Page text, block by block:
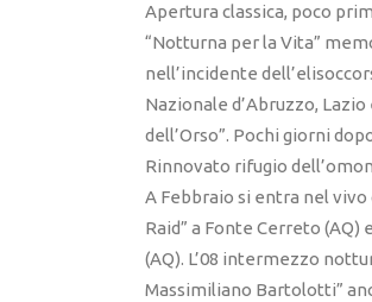
Apertura classica, poco
“Notturna per la Vita”
nell’incidente
Nazionale d’Abruzzo,
dell’Orso”. Pochi giorni
Rinnovato rifugio
A Febbraio si entra nel vivo
Raid” a Fonte Cerreto (AQ)
(AQ). L’08 intermezzo
Massimiliano Bartolotti”